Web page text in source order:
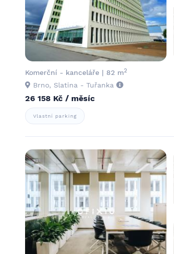
Komerční - kanceláře | 82 m2
Brno, Slatina - Tuřanka
26 158 Kč / měsíc
Vlastní parking